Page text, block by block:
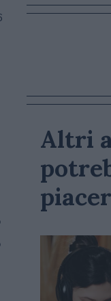
Altri